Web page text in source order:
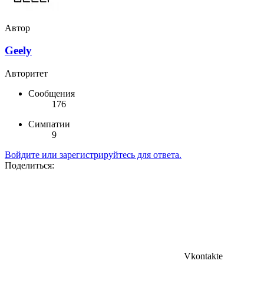
Автор
Geely
Авторитет
Сообщения
176
Симпатии
9
Войдите или зарегистрируйтесь для ответа.
Поделиться:
Vkontakte